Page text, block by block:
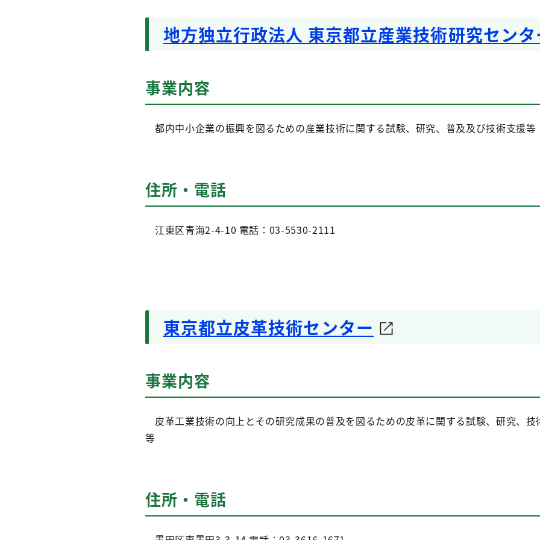
地方独立行政法人 東京都立産業技術研究セン
事業内容
都内中小企業の振興を図るための産業技術に関する試験、研究、普及及び技術支援等
住所・電話
江東区青海2-4-10 電話：03-5530-2111
東京都立皮革技術センター
事業内容
皮革工業技術の向上とその研究成果の普及を図るための皮革に関する試験、研究、技
等
住所・電話